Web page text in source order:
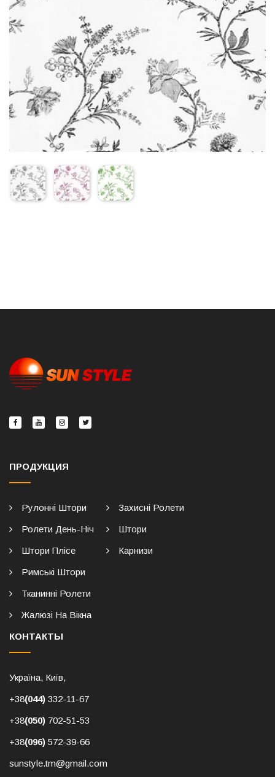
ПРОДУКЦИЯ
Рулонні Штори
Ролети День-Ніч
Штори Плісе
Римські Штори
Тканинні Ролети
Жалюзі На Вікна
Захисні Ролети
Штори
Карнизи
КОНТАКТЫ
Україна, Київ,
+38(044) 332-11-67
+38(050) 702-51-53
+38(096) 572-39-66
sunstyle.tm@gmail.com